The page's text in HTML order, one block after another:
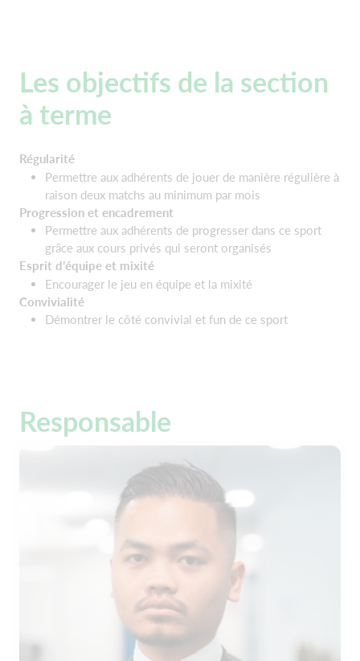
Les objectifs de la section
à terme
Régularité
Permettre aux adhérents de jouer de manière régulière à
raison deux matchs au minimum par mois
Progression et encadrement
Permettre aux adhérents de progresser dans ce sport
grâce aux cours privés qui seront organisés
Esprit d’équipe et mixité
Encourager le jeu en équipe et la mixité
Convivialité
Démontrer le côté convivial et fun de ce sport
Responsable